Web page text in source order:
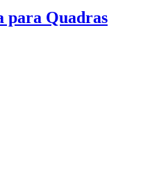
para Quadras